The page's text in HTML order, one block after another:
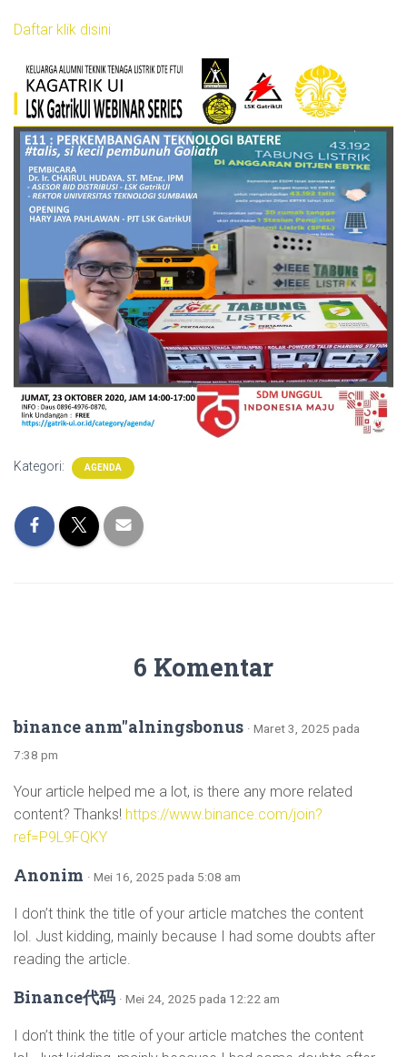
Daftar klik disini
Kategori: AGENDA
6 Komentar
binance anm"alningsbonus · Maret 3, 2025 pada
7:38 pm
Your article helped me a lot, is there any more related
content? Thanks! https://www.binance.com/join?
ref=P9L9FQKY
Anonim · Mei 16, 2025 pada 5:08 am
I don’t think the title of your article matches the content
lol. Just kidding, mainly because I had some doubts after
reading the article.
Binance代码 · Mei 24, 2025 pada 12:22 am
I don’t think the title of your article matches the content